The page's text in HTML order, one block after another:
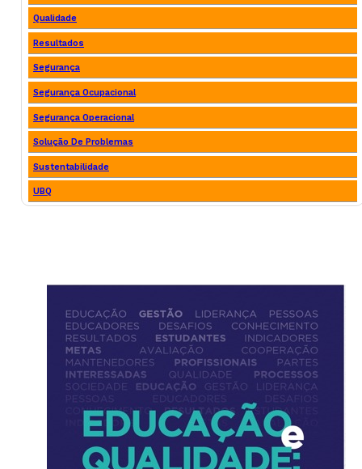
Qualidade
Resultados
Segurança
Segurança Ocupacional
Segurança Operacional
Solução De Problemas
Sustentabilidade
UBQ